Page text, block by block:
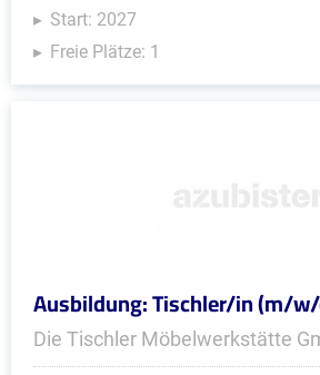
Start: 2027
Freie Plätze: 1
Ausbildung: Tischler/in (m/
Die Tischler Möbelwerkstätte